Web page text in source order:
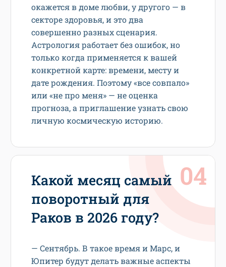
окажется в доме любви, у другого — в
секторе здоровья, и это два
совершенно разных сценария.
Астрология работает без ошибок, но
только когда применяется к вашей
конкретной карте: времени, месту и
дате рождения. Поэтому «все совпало»
или «не про меня» — не оценка
прогноза, а приглашение узнать свою
личную космическую историю.
Какой месяц самый
поворотный для
Раков в 2026 году?
— Сентябрь. В такое время и Марс, и
Юпитер будут делать важные аспекты